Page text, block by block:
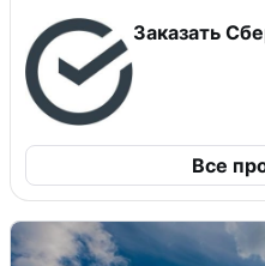
Заказать
Все